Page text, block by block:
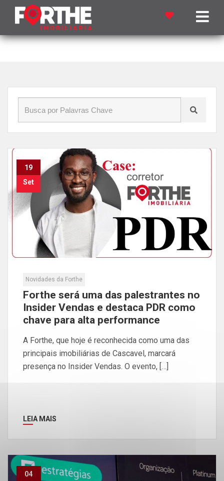
Início»Blog » CUPOLA
19
Set
Novidades da Forthe
Forthe será uma das palestrantes no
Insider Vendas e destaca PDR como
chave para alta performance
A Forthe, que hoje é reconhecida como uma das
principais imobiliárias de Cascavel, marcará
presença no Insider Vendas. O evento, […]
LEIA MAIS
04